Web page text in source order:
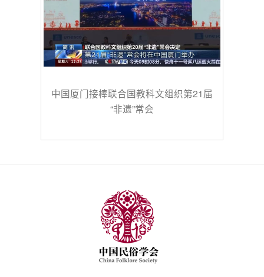
中国厦门接棒联合国教科文组织第21届
“非遗”常会